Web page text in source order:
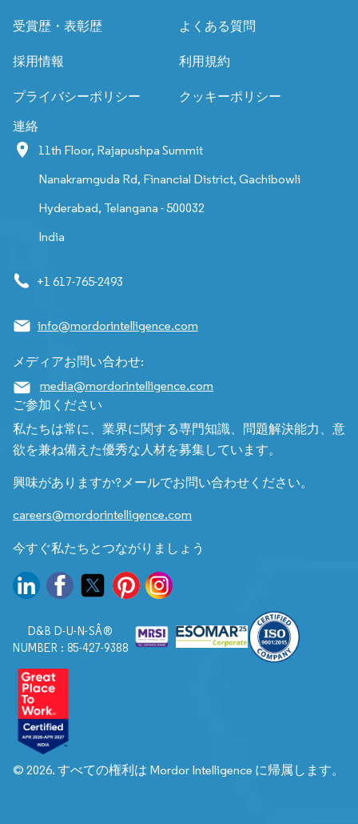
受賞歴・表彰歴 よくある質問
採用情報 利用規約
プライバシーポリシー クッキーポリシー
連絡
11th Floor, Rajapushpa Summit
Nanakramguda Rd, Financial District, Gachibowli
Hyderabad, Telangana - 500032
India
+1 617-765-2493
info@mordorintelligence.com
メディアお問い合わせ:
media@mordorintelligence.com
ご参加ください
私たちは常に、業界に関する専門知識、問題解決能力、意
欲を兼ね備えた優秀な人材を募集しています。
興味がありますか?メールでお問い合わせください。
careers@mordorintelligence.com
今すぐ私たちとつながりましょう
D&B D-U-N-SÂ®
NUMBER : 85-427-9388
© 2026. すべての権利は Mordor Intelligence に帰属します。